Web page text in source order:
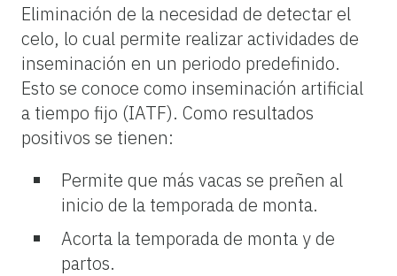
Eliminación de la necesidad de detectar el
celo, lo cual permite realizar actividades de
inseminación en un periodo predefinido.
Esto se conoce como inseminación artificial
a tiempo fijo (IATF). Como resultados
positivos se tienen:
Permite que más vacas se preñen al
inicio de la temporada de monta.
Acorta la temporada de monta y de
partos.